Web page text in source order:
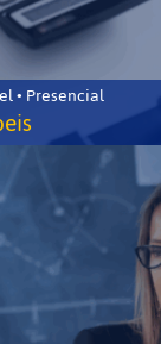
• Presencial